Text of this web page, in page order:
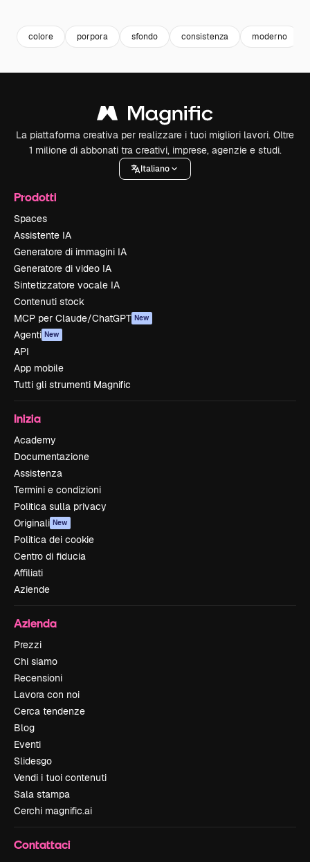
colore porpora sfondo consistenza moderno
La piattaforma creativa per realizzare i tuoi migliori lavori. Oltre
1 milione di abbonati tra creativi, imprese, agenzie e studi.
Italiano
Prodotti
Spaces
Assistente IA
Generatore di immagini IA
Generatore di video IA
Sintetizzatore vocale IA
Contenuti stock
MCP per Claude/ChatGPT New
Agenti New
API
App mobile
Tutti gli strumenti Magnific
Inizia
Academy
Documentazione
Assistenza
Termini e condizioni
Politica sulla privacy
Originali New
Politica dei cookie
Centro di fiducia
Affiliati
Aziende
Azienda
Prezzi
Chi siamo
Recensioni
Lavora con noi
Cerca tendenze
Blog
Eventi
Slidesgo
Vendi i tuoi contenuti
Sala stampa
Cerchi magnific.ai
Contattaci